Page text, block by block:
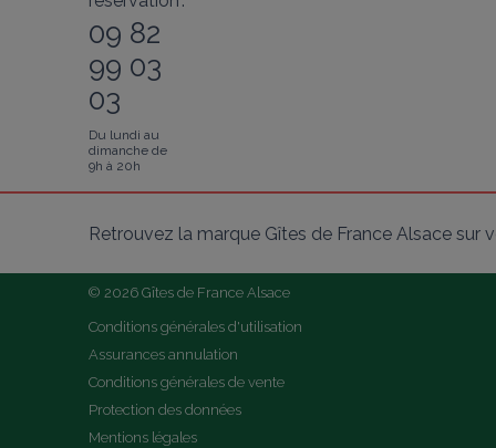
09 82
99 03
03
Du lundi au
dimanche de
9h à 20h
Retrouvez la marque Gîtes de France Alsace sur
© 2026 Gîtes de France Alsace
Conditions générales d'utilisation
Assurances annulation
Conditions générales de vente
Protection des données
Mentions légales